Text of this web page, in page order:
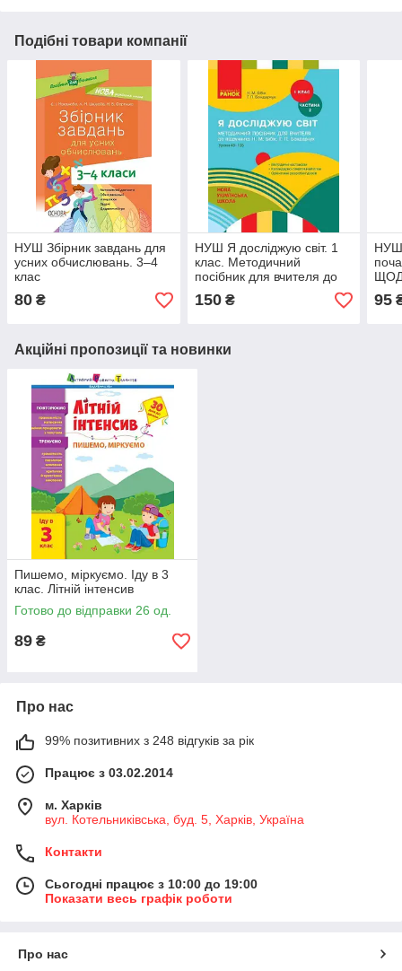
Подібні товари компанії
НУШ Збірник завдань для
усних обчислювань. 3–4
клас
80 ₴
НУШ Я досліджую світ. 1
клас. Методичний
посібник для вчителя до
підручника Н. М. Бібік, Г.
П. Бондарчук. ЧАСТИНА
150₴
НУШ
95
Акційні пропозиції та новинки
Пишемо, міркуємо. Іду в 3
клас. Літній інтенсив
Готово до відправки 26 од.
89 ₴
Про нас
99% позитивних з 248 відгуків за рік
Працює з 03.02.2014
м. Харків
вул. Котельниківська, буд. 5, Харків, Україна
Контакти
Сьогодні працює з 10:00 до 19:00
Показати весь графік роботи
Про нас